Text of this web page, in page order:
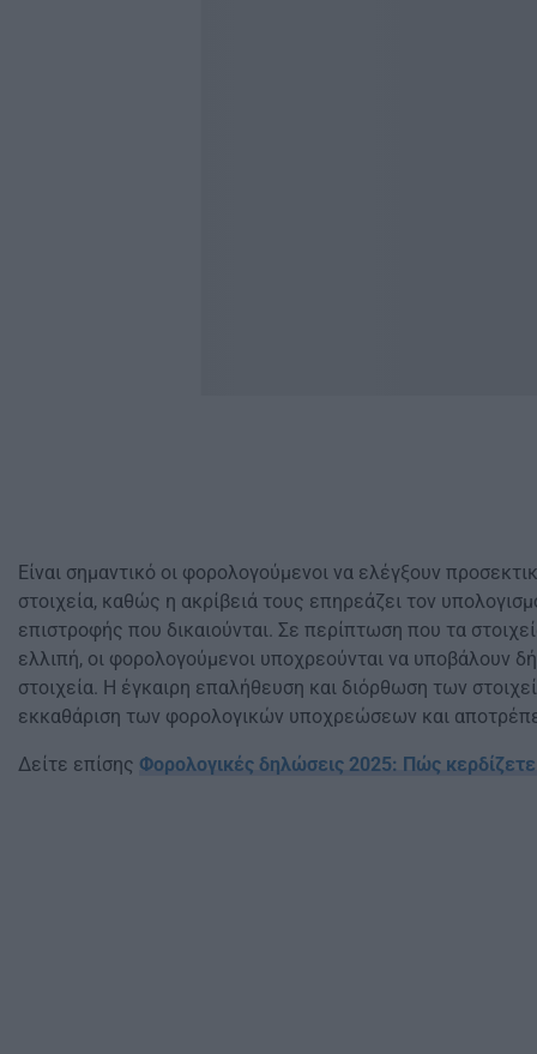
Είναι σημαντικό οι φορολογούμενοι να ελέγξουν
στοιχεία, καθώς η ακρίβειά τους επηρεάζει τον
επιστροφής που δικαιούνται. Σε περίπτωση που τα
ελλιπή, οι φορολογούμενοι υποχρεούνται να υποβάλουν
στοιχεία. Η έγκαιρη επαλήθευση και διόρθωση των
εκκαθάριση των φορολογικών υποχρεώσεων και
Δείτε επίσης Φορολογικές δηλώσεις 2025: Πώς